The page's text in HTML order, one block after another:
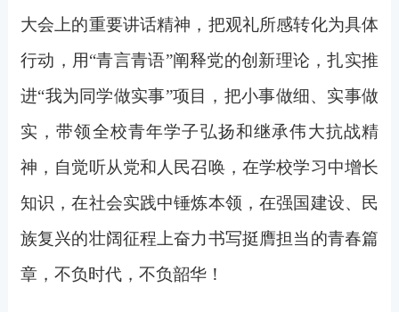
大会上的重要讲话精神，把观礼所感转化为具体
行动，用“青言青语”阐释党的创新理论，扎实推
进“我为同学做实事”项目，把小事做细、实事做
实，带领全校青年学子弘扬和继承伟大抗战精
神，自觉听从党和人民召唤，在学校学习中增长
知识，在社会实践中锤炼本领，在强国建设、民
族复兴的壮阔征程上奋力书写挺膺担当的青春篇
章，不负时代，不负韶华！